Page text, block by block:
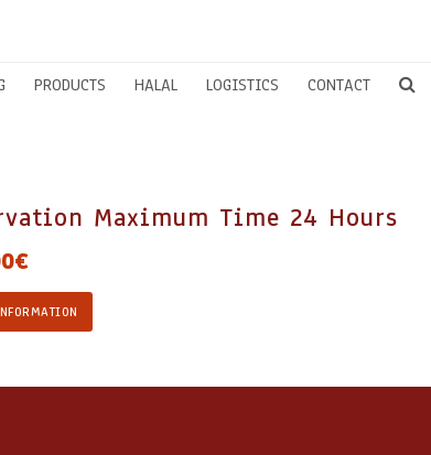
PRODUCTS HALAL LOGISTICS CONTACT
Maximum Time 24 Hours
€